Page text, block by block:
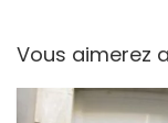
Vous aimerez